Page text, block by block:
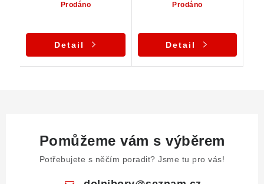
Prodáno
Detail
Prodáno
Detail
Pomůžeme vám s výběrem
Potřebujete s něčím poradit? Jsme tu pro vás!